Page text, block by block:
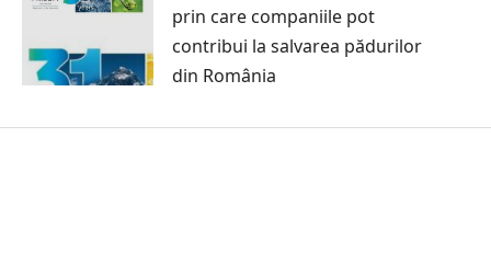
prin care companiile pot
contribui la salvarea pădurilor
din România